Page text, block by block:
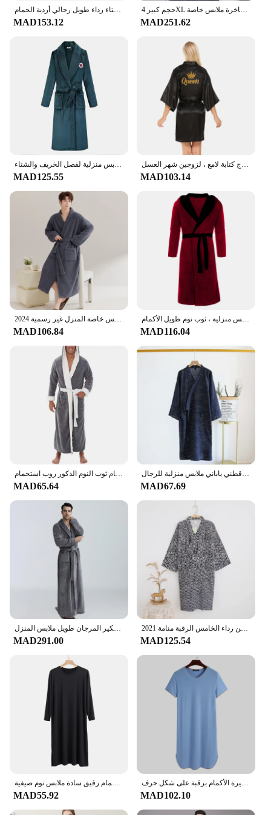
ذكر الفانيلا رداء الذكور مع مقنعين سميكة ستار روب للنوم جيدي الإمبراطورية الرجال البشكير الشتاء رداء طويل رجالي أردية الحمام Homewear
MAD153.12
حجم كبير 4XL الخريف الشتاء جديد الجلباب للرجال نوعية جيدة رجل رداء مربوط البشكير للذكور محبوك القطن الفاخرة ملابس خاصة
MAD251.62
قميص نوم سميك للرجال, قميص نوم سميك للرجال ، روب كيمونو للرجال ، قميص نوم دافئ من الفلانيل ، ملابس داخلية حميمة ، مقاسات كبيرة ، ملابس منزلية لفصل الخريف والشتاء
MAD125.55
كيمونو ساتان ملكة الملك للرجال والنساء ، مع تصميم تاج كتابة لامع ، لزوجين شهر العسل
MAD103.14
MAD106.84
تخفيضات هائلة على ملابس النوم الشتوية الرجالية لعام 2021 ، رداء نوم طويل وسميك من قماش الشال الفخم ، رداء حمام كيمونو ، ملابس منزلية ، ثوب نوم طويل الأكمام
MAD116.04
MAD65.64 MAD67.69
MAD291.00
2021 جديد الرجال 100% القطن الشاش القطن رداء فضفاض رقيقة يوكاتا ثوب الكيمونو الياباني منامة الرجال مقنعين رداء الخامس الرقبة منامة Bathrobe
MAD125.54
MAD55.92 MAD102.10